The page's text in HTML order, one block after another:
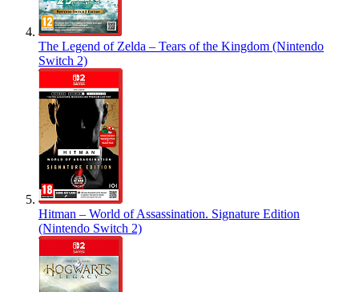
The Legend of Zelda – Tears of the Kingdom (Nintendo
Switch 2)
Hitman – World of Assassination. Signature Edition
(Nintendo Switch 2)